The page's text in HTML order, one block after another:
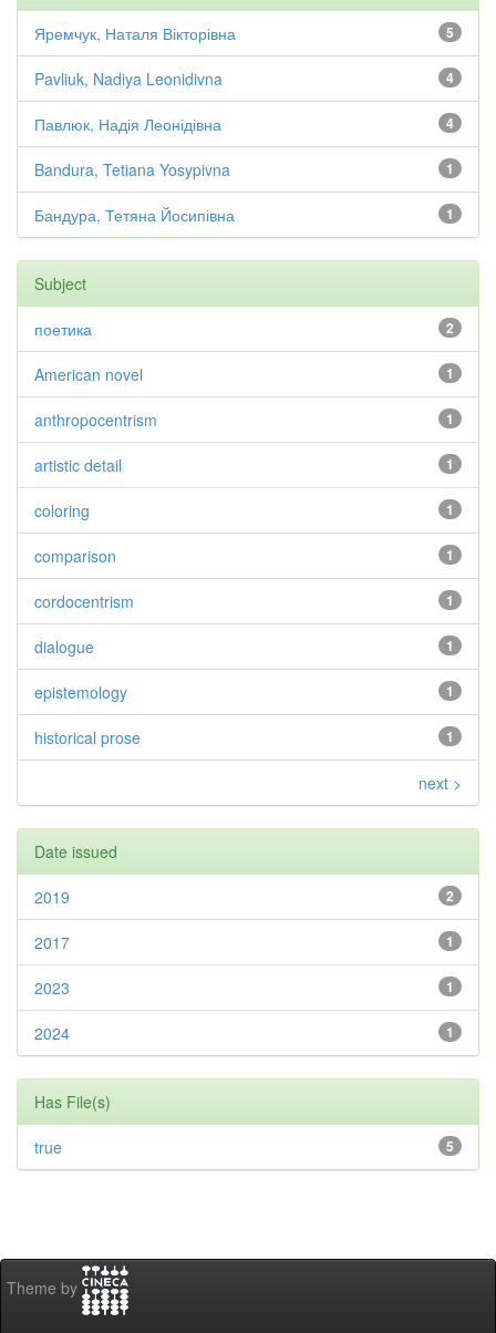
5
Яремчук, Наталя Вікторівна
4
Pavliuk, Nadiya Leonidivna
4
Павлюк, Надія Леонідівна
1
Bandura, Tetiana Yosypivna
1
Бандура, Тетяна Йосипівна
Subject
2
поетика
1
American novel
1
anthropocentrism
1
artistic detail
1
coloring
1
comparison
1
cordocentrism
1
dialogue
1
epistemology
1
historical prose
next >
Date issued
2
2019
1
2017
1
2023
1
2024
Has File(s)
5
true
Theme by